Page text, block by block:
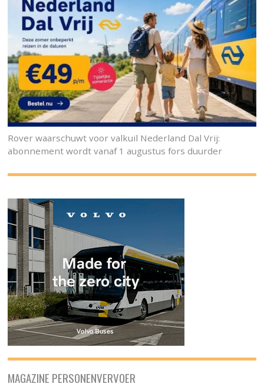
Rover waarschuwt voor valkuil Nederland Dal Vrij:
abonnement wordt vanaf 1 augustus fors duurder
MAGAZINE PERSONENVERVOER